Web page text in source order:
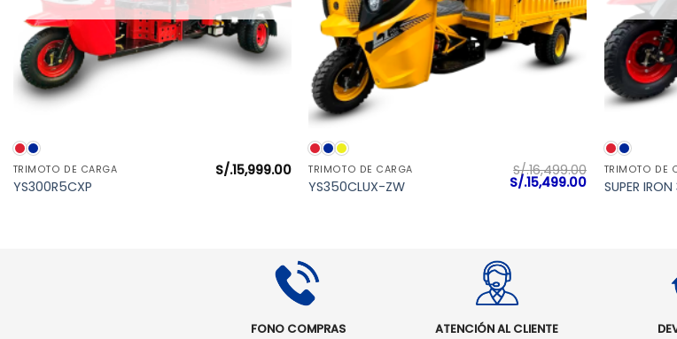
TRIMOTO DE CARGA
YS300R5CXP
S/.15,999.00 TRIMOTO DE CARGA
YS350CLUX-ZW
S/.16,499.00
El
precio
S/.15,499.00El
precio
TRIMOTO DE
SUPER
FONO COMPRAS
ATENCIÓN AL CLIENTE